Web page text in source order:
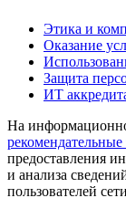
Этика и
Оказание
Защита
ИТ
На
предоставления
и анализа
пользователей